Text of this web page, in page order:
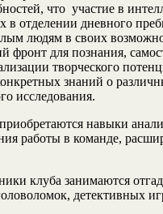
что участие в
в отделении дневного
людям в своих
фронт для познания,
творческого
знаний о
исследования.
навыки
работы в команде,
клуба занимаются
детективных